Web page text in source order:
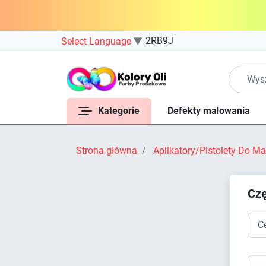
Select Language ▼ 2RB9J
Kategorie Defekty malowania
Strona główna Aplikatory/Pistolety Do